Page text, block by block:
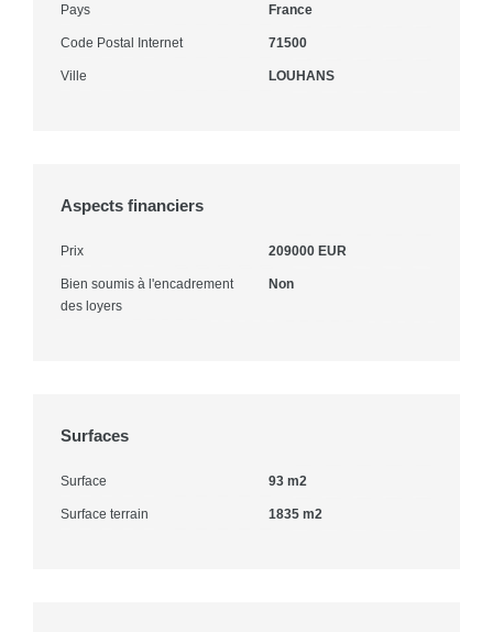
Pays France
Code Postal Internet 71500
Ville LOUHANS
Aspects financiers
Prix 209000 EUR
Bien soumis à l'encadrement
des loyers
Non
Surfaces
Surface 93 m2
Surface terrain 1835 m2